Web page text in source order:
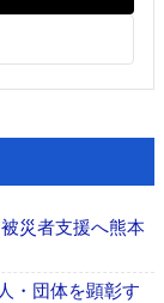
災者支援へ熊本
・団体を顕彰す